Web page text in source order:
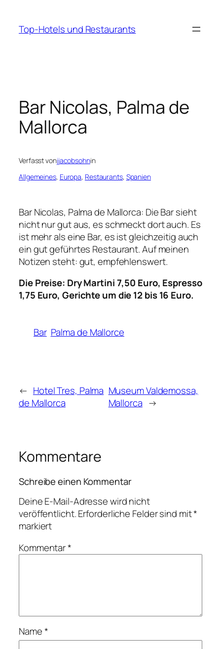
springen
Top-Hotels und Restaurants
Bar Nicolas, Palma de
Mallorca
Verfasst vonjjacobsohnin
Allgemeines, Europa, Restaurants, Spanien
Bar Nicolas, Palma de Mallorca: Die Bar sieht
nicht nur gut aus, es schmeckt dort auch. Es
ist mehr als eine Bar, es ist gleichzeitig auch
ein gut geführtes Restaurant. Auf meinen
Notizen steht: gut, empfehlenswert.
Die Preise: Dry Martini 7,50 Euro, Espresso
1,75 Euro, Gerichte um die 12 bis 16 Euro.
Bar Palma de Mallorce
← Hotel Tres, Palma
de Mallorca
Museum Valdemossa,
Mallorca →
Kommentare
Schreibe einen Kommentar
Deine E-Mail-Adresse wird nicht
veröffentlicht.Erforderliche Felder sind mit*
markiert
Kommentar*
Name*